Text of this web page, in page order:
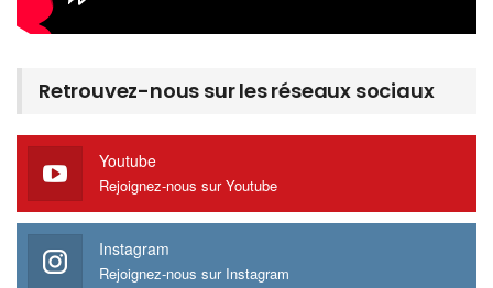
Retrouvez-nous sur les réseaux sociaux
Youtube
Rejoignez-nous sur Youtube
Instagram
Rejoignez-nous sur Instagram